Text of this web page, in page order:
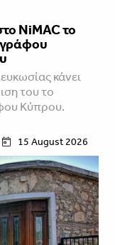
NiMAC το
κάνει
του το
Κύπρου.
15 August 2026